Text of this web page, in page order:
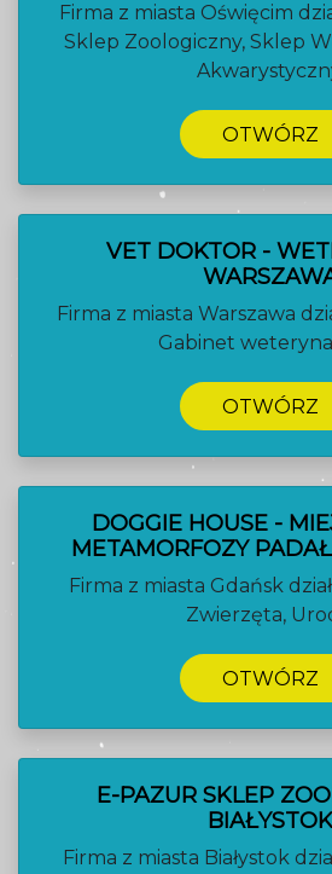
Firma z miasta Oświęcim
Sklep Zoologiczny, Sklep
OTWÓRZ
VET DOKTOR -
Firma z miasta Warszawa
Gabinet
OTWÓRZ
DOGGIE HOUSE -
METAMORFOZY
Firma z miasta Gdańsk
Zwierzęta,
OTWÓRZ
E-PAZUR SKLEP
BIAŁYSTOK
Firma z miasta Białystok